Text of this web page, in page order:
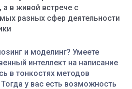
а в живой встрече с
разных сфер деятельности
и моделинг? Умеете
интеллект на написание
в тонкостях методов
у вас есть возможность